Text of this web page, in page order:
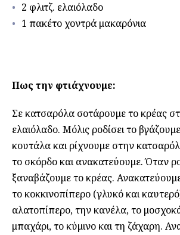
2 φλιτζ. ελαιόλαδο
1 πακέτο χοντρά μακαρόνια
Πως την φτιάχνουμε:
Σε κατσαρόλα σοτάρουμε το κρέας
ελαιόλαδο. Μόλις ροδίσει το
κουτάλα και ρίχνουμε στην
το σκόρδο και ανακατεύουμε. Όταν
ξαναβάζουμε το κρέας.
το κοκκινοπίπερο (γλυκό και
αλατοπίπερο, την κανέλα, το
μπαχάρι, το κύμινο και τη ζάχαρη.